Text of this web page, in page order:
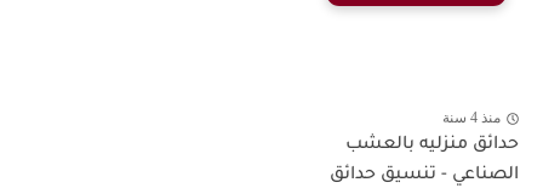
منذ 4 سنة
حدائق منزليه بالعشب
الصناعي - تنسيق حدائق